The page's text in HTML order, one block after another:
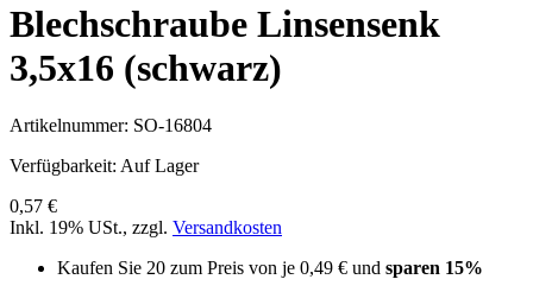
Blechschraube Linsensenk
3,5x16 (schwarz)
Artikelnummer: SO-16804
Verfügbarkeit: Auf Lager
0,57 €
Inkl. 19% USt., zzgl. Versandkosten
Kaufen Sie 20 zum Preis von je 0,49 € und sparen 15%